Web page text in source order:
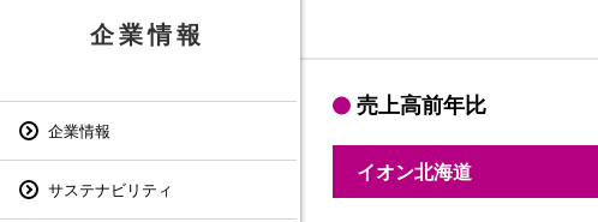
月次売上速報
売上高前年比
イオン北海道
企業情報
企業情報
サステナビリティ